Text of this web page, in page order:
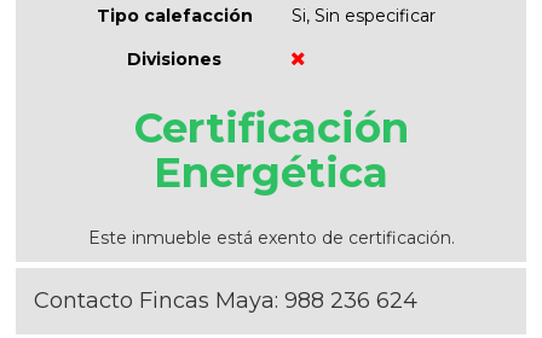
Tipo calefacción
Si, Sin especificar
Divisiones
Certificación
Energética
Este inmueble está exento de certificación.
Contacto Fincas Maya:988 236 624